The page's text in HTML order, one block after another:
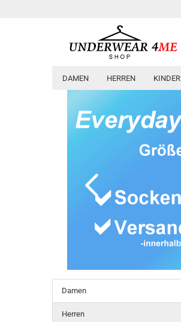
DAMEN HERREN KINDER
Damen
Herren